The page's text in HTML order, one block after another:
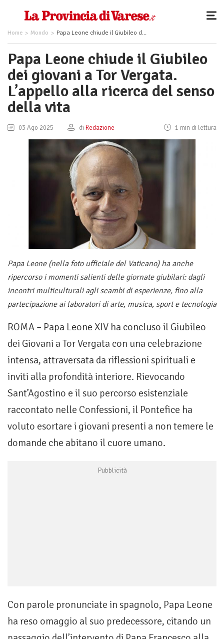
Home Mondo Papa Leone chiude il Giubileo dei giovani a Tor Vergata. L’appello alla ricerca del senso della vita
Papa Leone chiude il Giubileo
dei giovani a Tor Vergata.
L’appello alla ricerca del senso
della vita
03 Ago 2025 di Redazione 1 min di lettura
Papa Leone (nella foto ufficiale del Vaticano) ha anche
ripercorso i momenti salienti delle giornate giubilari: dagli
incontri multiculturali agli scambi di esperienze, fino alla
partecipazione ai laboratori di arte, musica, sport e tecnologia
ROMA – Papa Leone XIV ha concluso il Giubileo
dei Giovani a Tor Vergata con una celebrazione
intensa, attraversata da riflessioni spirituali e
inviti alla profondità interiore. Rievocando
Sant’Agostino e il suo percorso esistenziale
raccontato nelle Confessioni, il Pontefice ha
voluto esortare i giovani presenti a non temere le
domande che abitano il cuore umano.
Con parole pronunciate in spagnolo, Papa Leone
ha reso omaggio al suo predecessore, citando un